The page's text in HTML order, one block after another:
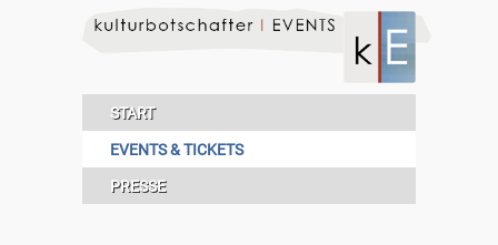
START
EVENTS & TICKETS
PRESSE